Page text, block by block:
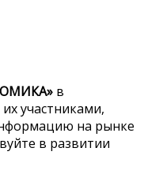
в
участниками,
на рынке
в развитии